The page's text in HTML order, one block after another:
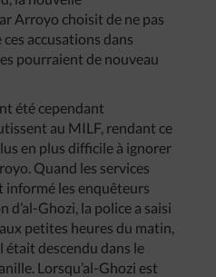
Arroyo choisit de ne pas
accusations dans
pourraient de nouveau
été cependant
au MILF, rendant ce
en plus difficile à ignorer
Quand les services
informé les enquêteurs
d’al-Ghozi, la police a saisi
petites heures du matin,
était descendu dans le
Lorsqu’al-Ghozi est